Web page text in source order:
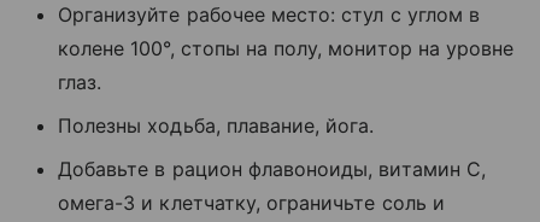
Организуйте рабочее место: стул с углом в
колене 100°, стопы на полу, монитор на уровне
глаз.
Полезны ходьба, плавание, йога.
Добавьте в рацион флавоноиды, витамин C,
омега-3 и клетчатку, ограничьте соль и